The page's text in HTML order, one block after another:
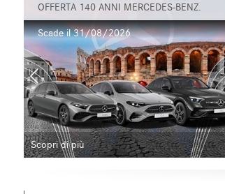
OFFERTA 140 ANNI MERCEDES-BENZ.
Scade il 31/08/2026
Scopri di più